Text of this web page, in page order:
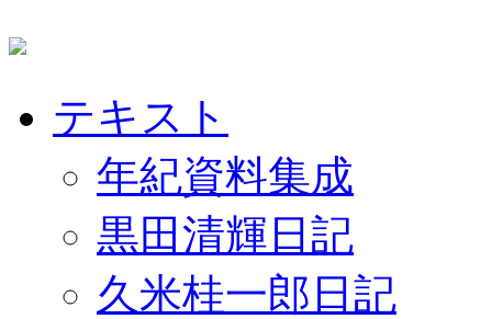
テキスト
年紀資料集成
黒田清輝日記
久米桂一郎日記